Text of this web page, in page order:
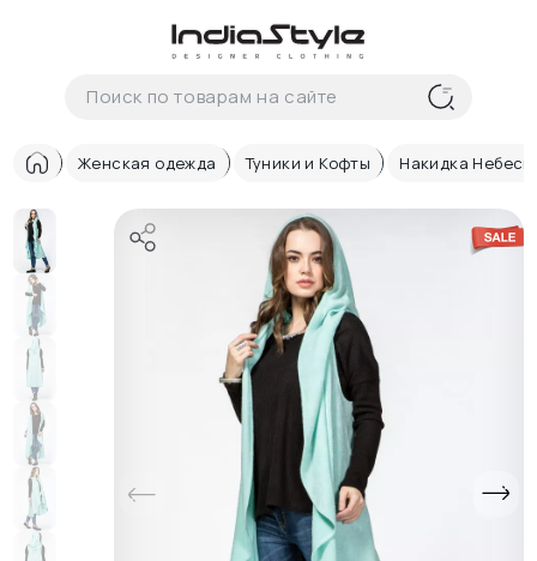
Корзина
В корзиненеттоваров
Корзина покупок пуста..
Женская одежда Туники и Кофты Накидка